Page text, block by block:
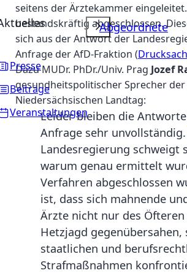
Presse
Beiträge
Veranstaltungen
Abgeordnete
seitens der Ärztekammer
bestandskräftig abgeschlossen.
sich aus der Antwort der
Anfrage der AfD-Fraktion (
Dazu MUDr. PhDr./Univ. Prag Jozef
gesundheitspolitischer Sprecher
Niedersächsischen Landtag:
Leider bleiben die
Anfrage sehr
Landesregierung schweigt
warum genau ermittelt
Verfahren abgeschlossen
ist, dass sich mahnende
Ärzte nicht nur des
Hetzjagd
staatlichen und
Strafmaßnahmen